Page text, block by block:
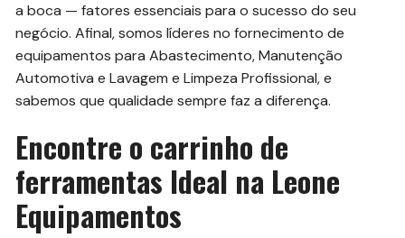
a boca — fatores essenciais para o sucesso do seu
negócio. Afinal, somos líderes no fornecimento de
equipamentos para Abastecimento, Manutenção
Automotiva e Lavagem e Limpeza Profissional, e
sabemos que qualidade sempre faz a diferença.
Encontre o carrinho de
ferramentas Ideal na Leone
Equipamentos